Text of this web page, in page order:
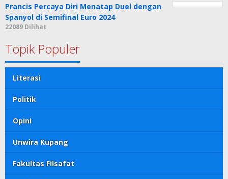
Prancis Percaya Diri Menatap Duel dengan
Spanyol di Semifinal Euro 2024
22089 Dilihat
Topik Populer
Literasi
Politik
Opini
Unwira Kupang
Fakultas Filsafat